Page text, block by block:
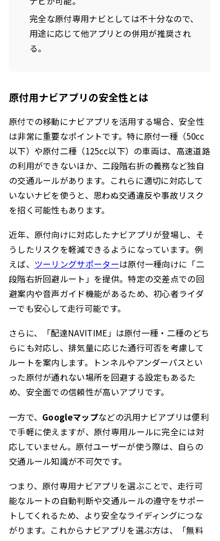
完全な原付専用ナビとしては不十分なので、
用途に応じて他アプリとの併用が推奨され
る。
原付用ナビアプリの安全性とは
原付での移動にナビアプリを活用する場合、安全性
は非常に重要なポイントです。特に原付一種（50cc
以下）や原付二種（125cc以下）の車両は、高速道路
の利用ができないほか、二段階右折の義務など独自
の交通ルールがあります。これらに適切に対応して
いないナビを使うと、思わぬ交通違反や事故リスク
を招く可能性もあります。
近年、原付向けに対応したナビアプリが登場し、そ
うしたリスクを軽減できるようになっています。例
えば、 ツーリングサポーターは原付一種向けに「二
段階右折回避ルート」を提供。特定の交差点での回
避案内や音声ガイド機能があるため、初心者ライダ
ーでも安心して走行可能です。
さらに、「配達NAVITIME」は原付一種・二種のどち
らにも対応し、排気量に応じた通行可否を考慮して
ルートを案内します。トンネルやアンダーパスとい
った原付が通れない場所を回避する設定もあるた
め、安全面での信頼性が高いアプリです。
一方で、 Googleマップなどの汎用ナビアプリは便利
で手軽に使えますが、原付専用ルールに完全には対
応していません。原付ユーザーが使う際は、自らの
交通ルール知識が不可欠です。
つまり、原付専用ナビアプリを選ぶことで、走行可
能なルートの自動判断や交通ルールの遵守をサポー
トしてくれるため、より安全なライディングにつな
がります。これからナビアプリを選ぶ方は、「無料